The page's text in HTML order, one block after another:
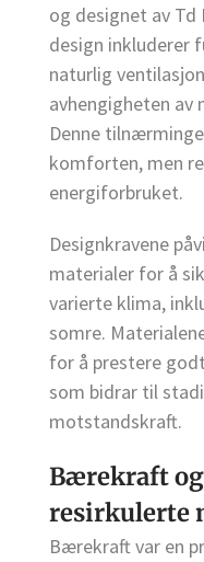
og designet av Td
design inkluderer
naturlig
avhengigheten av
Denne
komforten, men
energiforbruket.
Designkravene
materialer for å
varierte klima,
somre.
for å prestere
som bidrar til
motstandskraft.
Bærekraft
resirkulerte
Bærekraft var en